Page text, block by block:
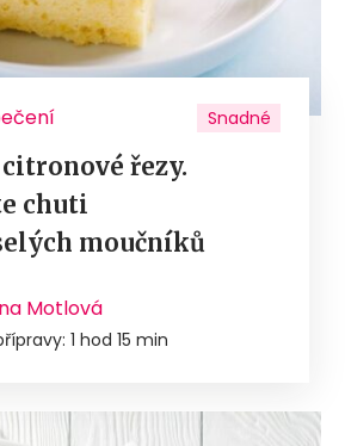
Snadné
citronové řezy.
chuti
moučníků
Motlová
1 hod 15 min